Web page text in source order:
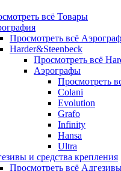
всё Товары
Просмотреть всё
Harder&Steenbeck
Просмотреть всё
Аэрографы
Просмотреть
Colani
Evolution
Grafo
Infinity
Hansa
Ultra
и средства крепления
Просмотреть всё